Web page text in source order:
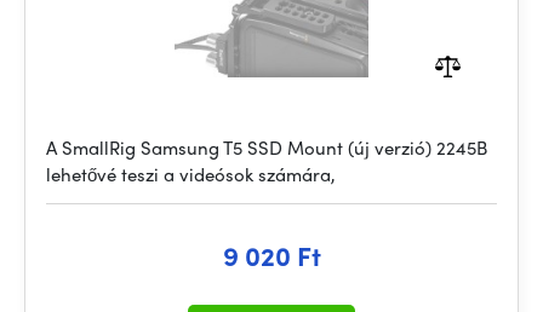
A SmallRig Samsung T5 SSD Mount (új verzió) 2245B
lehetővé teszi a videósok számára,
9 020 Ft